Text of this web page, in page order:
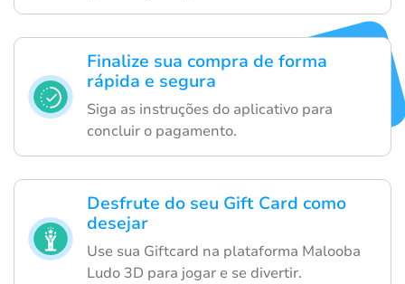
Finalize sua compra de forma
rápida e segura
Siga as instruções do aplicativo para
concluir o pagamento.
Desfrute do seu Gift Card como
desejar
Use sua Giftcard na plataforma Malooba
Ludo 3D para jogar e se divertir.